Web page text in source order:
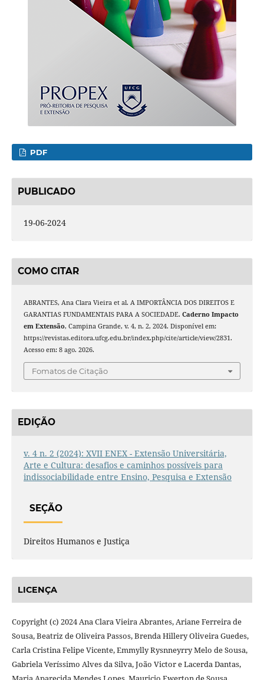
PDF
PUBLICADO
19-06-2024
COMO CITAR
ABRANTES, Ana Clara Vieira et al. A IMPORTÂNCIA DOS DIREITOS E
GARANTIAS FUNDAMENTAIS PARA A SOCIEDADE. Caderno Impacto
em Extensão, Campina Grande, v. 4, n. 2, 2024. Disponível em:
https://revistas.editora.ufcg.edu.br/index.php/cite/article/view/2831.
Acesso em: 8 ago. 2026.
Fomatos de Citação
EDIÇÃO
v. 4 n. 2 (2024): XVII ENEX - Extensão Universitária,
Arte e Cultura: desafios e caminhos possíveis para
indissociabilidade entre Ensino, Pesquisa e Extensão
SEÇÃO
Direitos Humanos e Justiça
LICENÇA
Copyright (c) 2024 Ana Clara Vieira Abrantes, Ariane Ferreira de
Sousa, Beatriz de Oliveira Passos, Brenda Hillery Oliveira Guedes,
Carla Cristina Felipe Vicente, Emmylly Rysnneyrry Melo de Sousa,
Gabriela Veríssimo Alves da Silva, João Victor e Lacerda Dantas,